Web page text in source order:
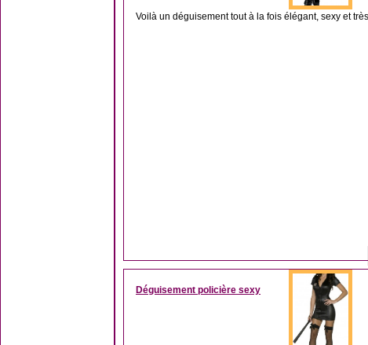
Voilà un déguisement tout à la fois élégant, sexy et
Déguisement policière sexy